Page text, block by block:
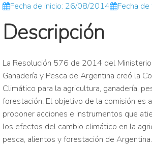
Fecha de inicio: 26/08/2014 Fecha de
Descripción
La Resolución 576 de 2014 del
Ganadería y Pesca de Argentina creó la
Climático para la agricultura, ganadería,
forestación. El objetivo de la comisión es
proponer acciones e instrumentos que
los efectos del cambio climático en la
pesca, alientos y forestación de Argentina.